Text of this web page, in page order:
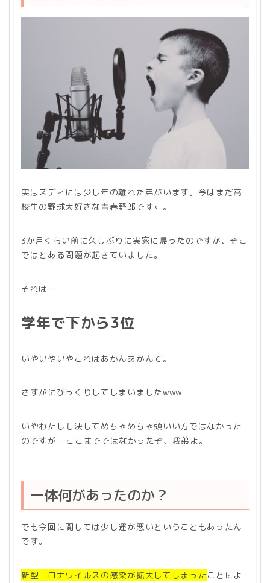
実はズディには少し年の離れた弟がいます。今はまだ高
校生の野球大好きな青春野郎です←。
3か月くらい前に久しぶりに実家に帰ったのですが、そこ
ではとある問題が起きていました。
それは…
学年で下から3位
いやいやいやこれはあかんあかんて。
さすがにびっくりしてしまいましたwww
いやわたしも決してめちゃめちゃ頭いい方ではなかった
のですが…ここまでではなかったぞ、我弟よ。
一体何があったのか？
でも今回に関しては少し運が悪いということもあったん
です。
新型コロナウイルスの感染が拡大してしまったことによ